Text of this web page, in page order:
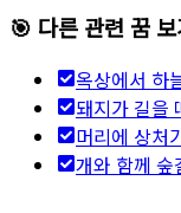
🎯 다른 관련 꿈 보
옥상에서 하
돼지가 길을
머리에 상처
개와 함께 숲